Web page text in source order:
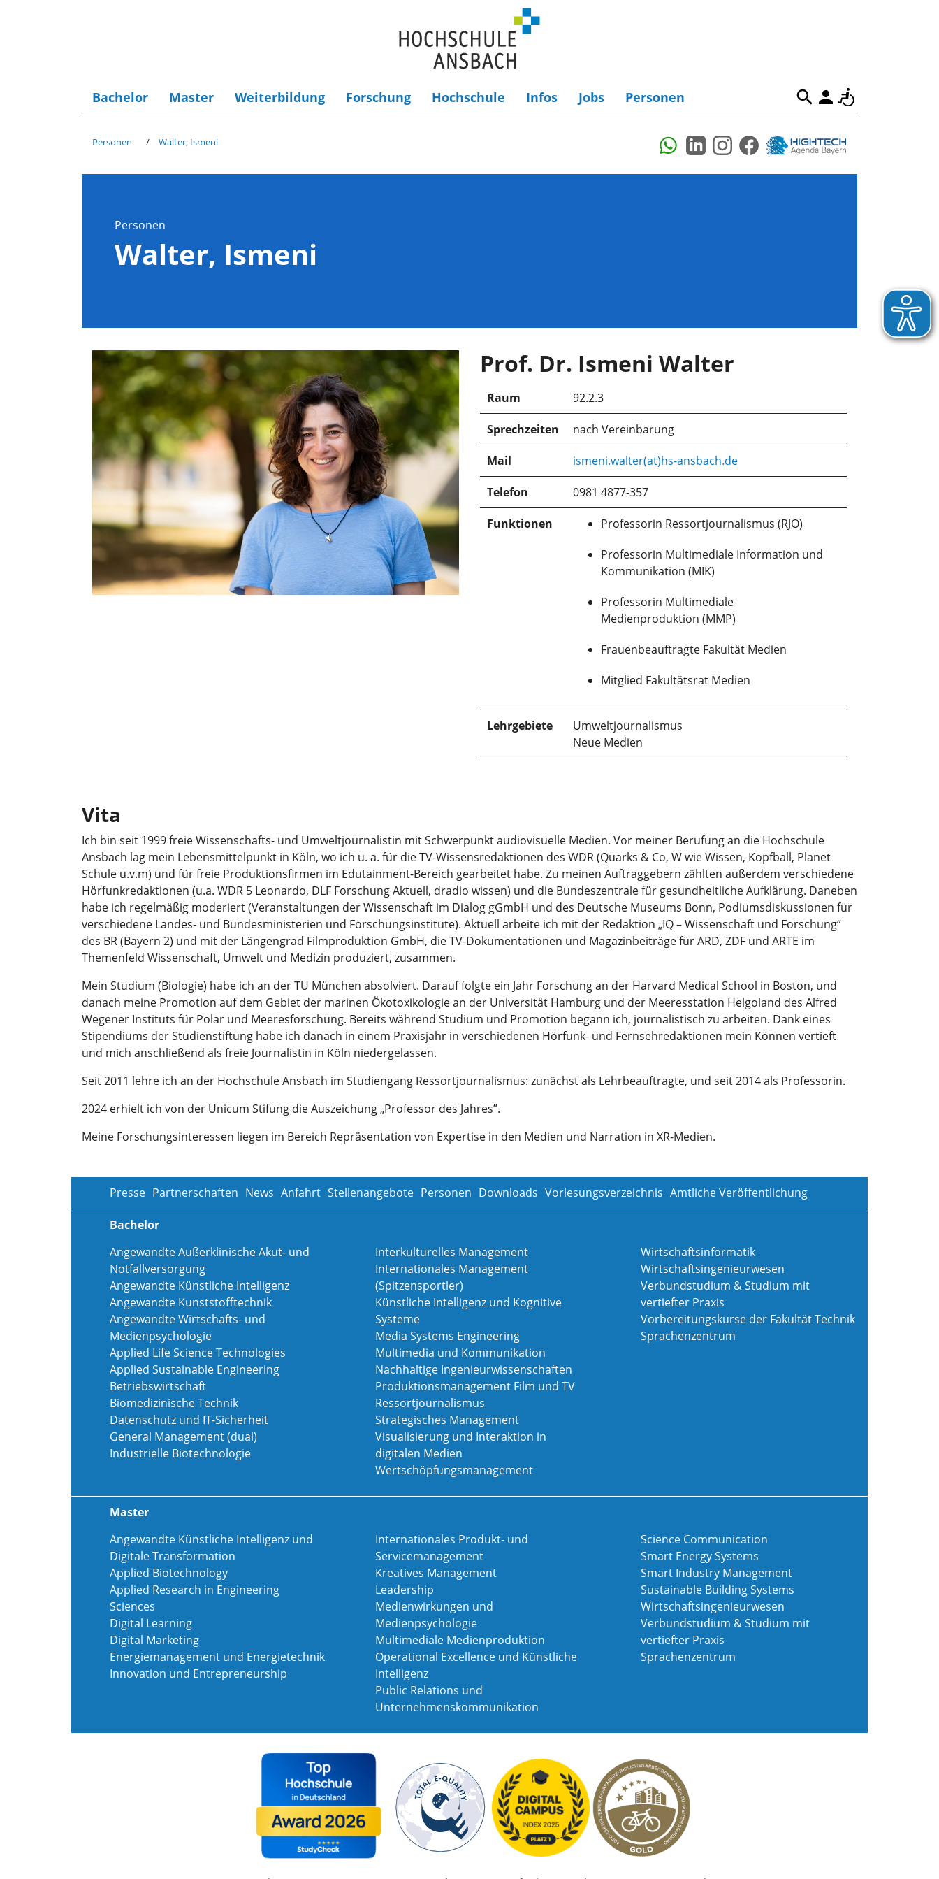
Bachelor Master Weiterbildung Forschung Hochschule Infos Jobs Personen
Personen Walter, Ismeni
Personen
Walter, Ismeni
Prof. Dr. Ismeni Walter
Raum 92.2.3
Sprechzeiten nach Vereinbarung
Mail ismeni.walter(at)hs-ansbach.de
Telefon 0981 4877-357
Funktionen
Professorin Ressortjournalismus (RJO)
Professorin Multimediale Information und
Kommunikation (MIK)
Professorin Multimediale
Medienproduktion (MMP)
Frauenbeauftragte Fakultät Medien
Mitglied Fakultätsrat Medien
Lehrgebiete
Umweltjournalismus
Neue Medien
Vita
Ich bin seit 1999 freie Wissenschafts- und Umweltjournalistin mit Schwerpunkt audiovisuelle Medien. Vor meiner Berufung an die Hochschule
Ansbach lag mein Lebensmittelpunkt in Köln, wo ich u. a. für die TV-Wissensredaktionen des WDR (Quarks & Co, W wie Wissen, Kopfball, Planet
Schule u.v.m) und für freie Produktionsfirmen im Edutainment-Bereich gearbeitet habe. Zu meinen Auftraggebern zählten außerdem verschiedene
Hörfunkredaktionen (u.a. WDR 5 Leonardo, DLF Forschung Aktuell, dradio wissen) und die Bundeszentrale für gesundheitliche Aufklärung. Daneben
habe ich regelmäßig moderiert (Veranstaltungen der Wissenschaft im Dialog gGmbH und des Deutsche Museums Bonn, Podiumsdiskussionen für
verschiedene Landes- und Bundesministerien und Forschungsinstitute). Aktuell arbeite ich mit der Redaktion „IQ – Wissenschaft und Forschung“
des BR (Bayern 2) und mit der Längengrad Filmproduktion GmbH, die TV-Dokumentationen und Magazinbeiträge für ARD, ZDF und ARTE im
Themenfeld Wissenschaft, Umwelt und Medizin produziert, zusammen.
Mein Studium (Biologie) habe ich an der TU München absolviert. Darauf folgte ein Jahr Forschung an der Harvard Medical School in Boston, und
danach meine Promotion auf dem Gebiet der marinen Ökotoxikologie an der Universität Hamburg und der Meeresstation Helgoland des Alfred
Wegener Instituts für Polar und Meeresforschung. Bereits während Studium und Promotion begann ich, journalistisch zu arbeiten. Dank eines
Stipendiums der Studienstiftung habe ich danach in einem Praxisjahr in verschiedenen Hörfunk- und Fernsehredaktionen mein Können vertieft
und mich anschließend als freie Journalistin in Köln niedergelassen.
Seit 2011 lehre ich an der Hochschule Ansbach im Studiengang Ressortjournalismus: zunächst als Lehrbeauftragte, und seit 2014 als Professorin.
2024 erhielt ich von der Unicum Stifung die Auszeichung „Professor des Jahres”.
Meine Forschungsinteressen liegen im Bereich Repräsentation von Expertise in den Medien und Narration in XR-Medien.
Presse Partnerschaften News Anfahrt Stellenangebote Personen Downloads Vorlesungsverzeichnis Amtliche Veröffentlichung
Bachelor
Angewandte Außerklinische Akut- und
Notfallversorgung
Angewandte Künstliche Intelligenz
Angewandte Kunststofftechnik
Angewandte Wirtschafts- und
Medienpsychologie
Applied Life Science Technologies
Applied Sustainable Engineering
Betriebswirtschaft
Biomedizinische Technik
Datenschutz und IT-Sicherheit
General Management (dual)
Industrielle Biotechnologie
Interkulturelles Management
Internationales Management
(Spitzensportler)
Künstliche Intelligenz und Kognitive
Systeme
Media Systems Engineering
Multimedia und Kommunikation
Nachhaltige Ingenieurwissenschaften
Produktionsmanagement Film und TV
Ressortjournalismus
Strategisches Management
Visualisierung und Interaktion in
digitalen Medien
Wertschöpfungsmanagement
Wirtschaftsinformatik
Wirtschaftsingenieurwesen
Verbundstudium & Studium mit
vertiefter Praxis
Vorbereitungskurse der Fakultät Technik
Sprachenzentrum
Master
Angewandte Künstliche Intelligenz und
Digitale Transformation
Applied Biotechnology
Applied Research in Engineering
Sciences
Digital Learning
Digital Marketing
Energiemanagement und Energietechnik
Innovation und Entrepreneurship
Internationales Produkt- und
Servicemanagement
Kreatives Management
Leadership
Medienwirkungen und
Medienpsychologie
Multimediale Medienproduktion
Operational Excellence und Künstliche
Intelligenz
Public Relations und
Unternehmenskommunikation
Science Communication
Smart Energy Systems
Smart Industry Management
Sustainable Building Systems
Wirtschaftsingenieurwesen
Verbundstudium & Studium mit
vertiefter Praxis
Sprachenzentrum